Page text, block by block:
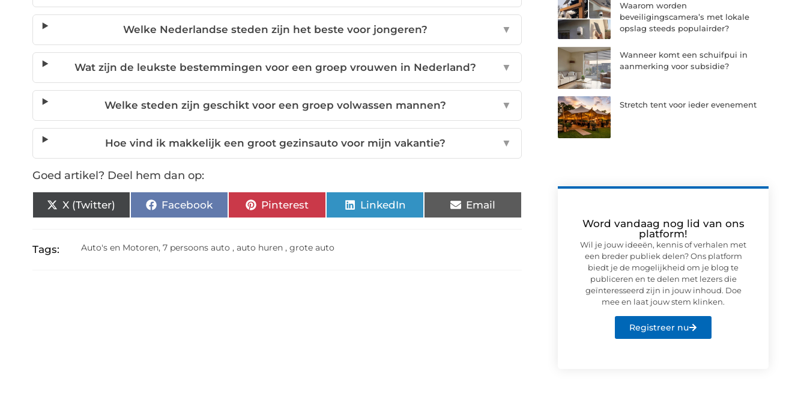
Welke Nederlandse steden zijn het beste voor jongeren? ▼
Wat zijn de leukste bestemmingen voor een groep vrouwen in Nederland? ▼
Welke steden zijn geschikt voor een groep volwassen mannen? ▼
Hoe vind ik makkelijk een groot gezinsauto voor mijn vakantie? ▼
Goed artikel? Deel hem dan op:
X (Twitter) Facebook Pinterest LinkedIn Email
Tags: Auto's en Motoren,7 persoons auto ,auto huren ,grote auto
Waarom worden
beveiligingscamera’s met lokale
opslag steeds populairder?
Wanneer komt een schuifpui in
aanmerking voor subsidie?
Stretch tent voor ieder evenement
Word vandaag nog lid van ons
platform!
Wil je jouw ideeën, kennis of verhalen met
een breder publiek delen? Ons platform
biedt je de mogelijkheid om je blog te
publiceren en te delen met lezers die
geïnteresseerd zijn in jouw inhoud. Doe
mee en laat jouw stem klinken.
Registreer nu